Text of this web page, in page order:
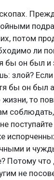
потом
ли
бы он был
злой?
бы он был
то
и
Потому
не